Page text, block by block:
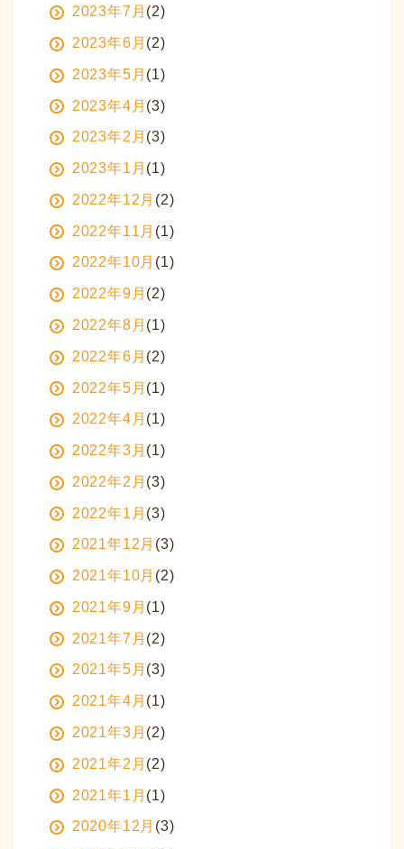
2023年7月 (2)
2023年6月 (2)
2023年5月 (1)
2023年4月 (3)
2023年2月 (3)
2023年1月 (1)
2022年12月 (2)
2022年11月 (1)
2022年10月 (1)
2022年9月 (2)
2022年8月 (1)
2022年6月 (2)
2022年5月 (1)
2022年4月 (1)
2022年3月 (1)
2022年2月 (3)
2022年1月 (3)
2021年12月 (3)
2021年10月 (2)
2021年9月 (1)
2021年7月 (2)
2021年5月 (3)
2021年4月 (1)
2021年3月 (2)
2021年2月 (2)
2021年1月 (1)
2020年12月 (3)